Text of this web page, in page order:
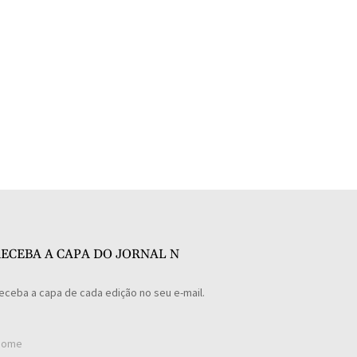
A CAPA DO JORNAL N
a capa de cada edição no seu e-mail.